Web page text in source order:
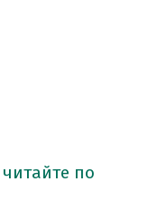
читайте по